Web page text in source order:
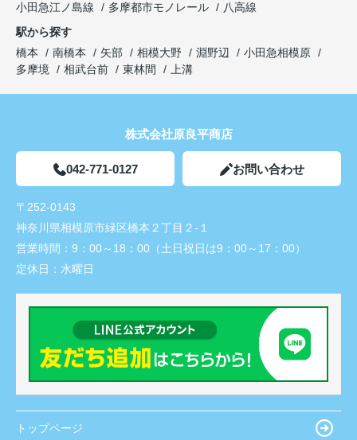
小田急江ノ島線
多摩都市モノレール
八高線
駅から探す
橋本
南橋本 矢部 相模大野 淵野辺
小田急相模原
多摩境
相武台前 東林間 上溝
株式会社原良平商店
042-771-0127 お問い合わせ
〒252-0143
神奈川県相模原市緑区橋本２丁目２-１
営業時間： 9：00～18：00（土日祝日は9：00～17：00）
定休日： 水曜日
トップページ